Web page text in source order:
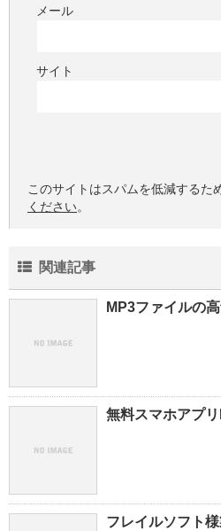
メール
サイト
このサイトはスパムを低減するた
ください。
関連記事
MP3ファイルの
無料スマホアプ
フレイルソフト